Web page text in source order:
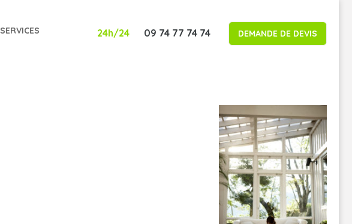
SERVICES 24h/24 09 74 77 74 74 DEMANDE DE DEVIS